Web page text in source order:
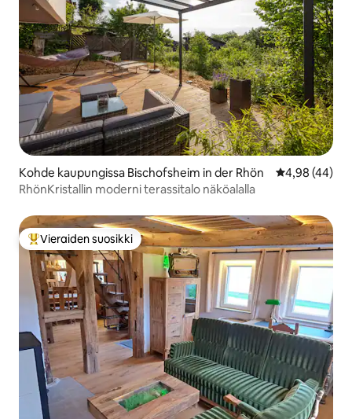
Kohde kaupungissa Bischofsheim in der Rhön
4,98 (44)
RhönKristallin moderni terassitalo näköalalla
Vieraiden suosikkien parhaimmistoa
Vieraiden suosikki